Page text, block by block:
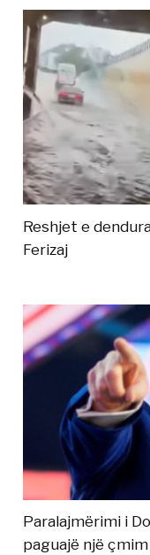
Reshjet e
Ferizaj
Paralajmërimi i
paguajë një